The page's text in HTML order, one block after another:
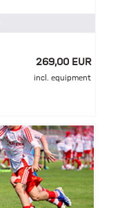
269,00 EUR
incl. equipment